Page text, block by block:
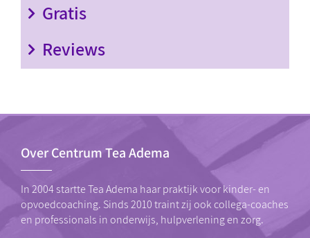
Gratis
Reviews
Over Centrum Tea Adema
In 2004 startte Tea Adema haar praktijk voor kinder- en
opvoedcoaching. Sinds 2010 traint zij ook collega-coaches
en professionals in onderwijs, hulpverlening en zorg.